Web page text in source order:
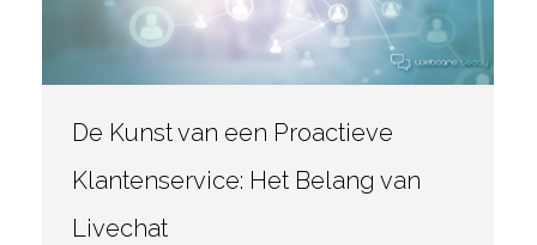
De Kunst van een Proactieve
Klantenservice: Het Belang van
Livechat